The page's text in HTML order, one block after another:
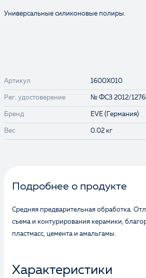
Универсальные силиконовые полиры.
Артикул 1600X010
Рег. удостоверение № ФСЗ 2012/
Бренд EVE (Германия)
Вес 0.02 кг
Подробнее о продукте
Средняя предварительная обработка.
съема и контурирования керамики,
пластмасс, цемента и амальгамы.
Характеристики